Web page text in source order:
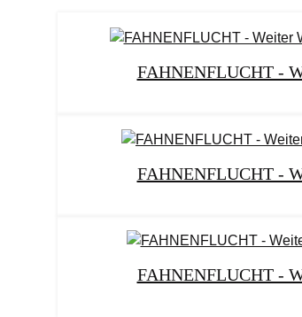
FAHNENFLUCHT -
FAHNENFLUCHT -
FAHNENFLUCHT -